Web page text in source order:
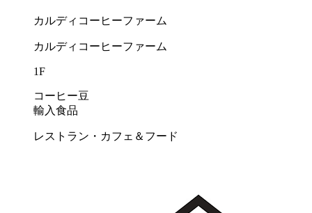
カルディコーヒーファーム
カルディコーヒーファーム
1F
コーヒー豆
輸入食品
レストラン・カフェ＆フード